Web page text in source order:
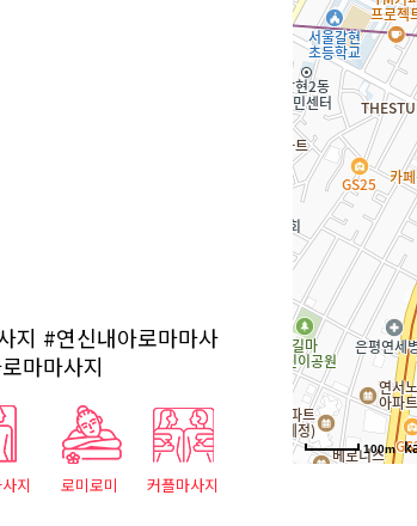
지 #연신내아로마마사
마마사지
지 로미로미 커플마사지
100m